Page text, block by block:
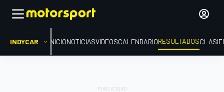
INDYCAR INICIONOTICIASVIDEOSCALENDARIORESULTADOS